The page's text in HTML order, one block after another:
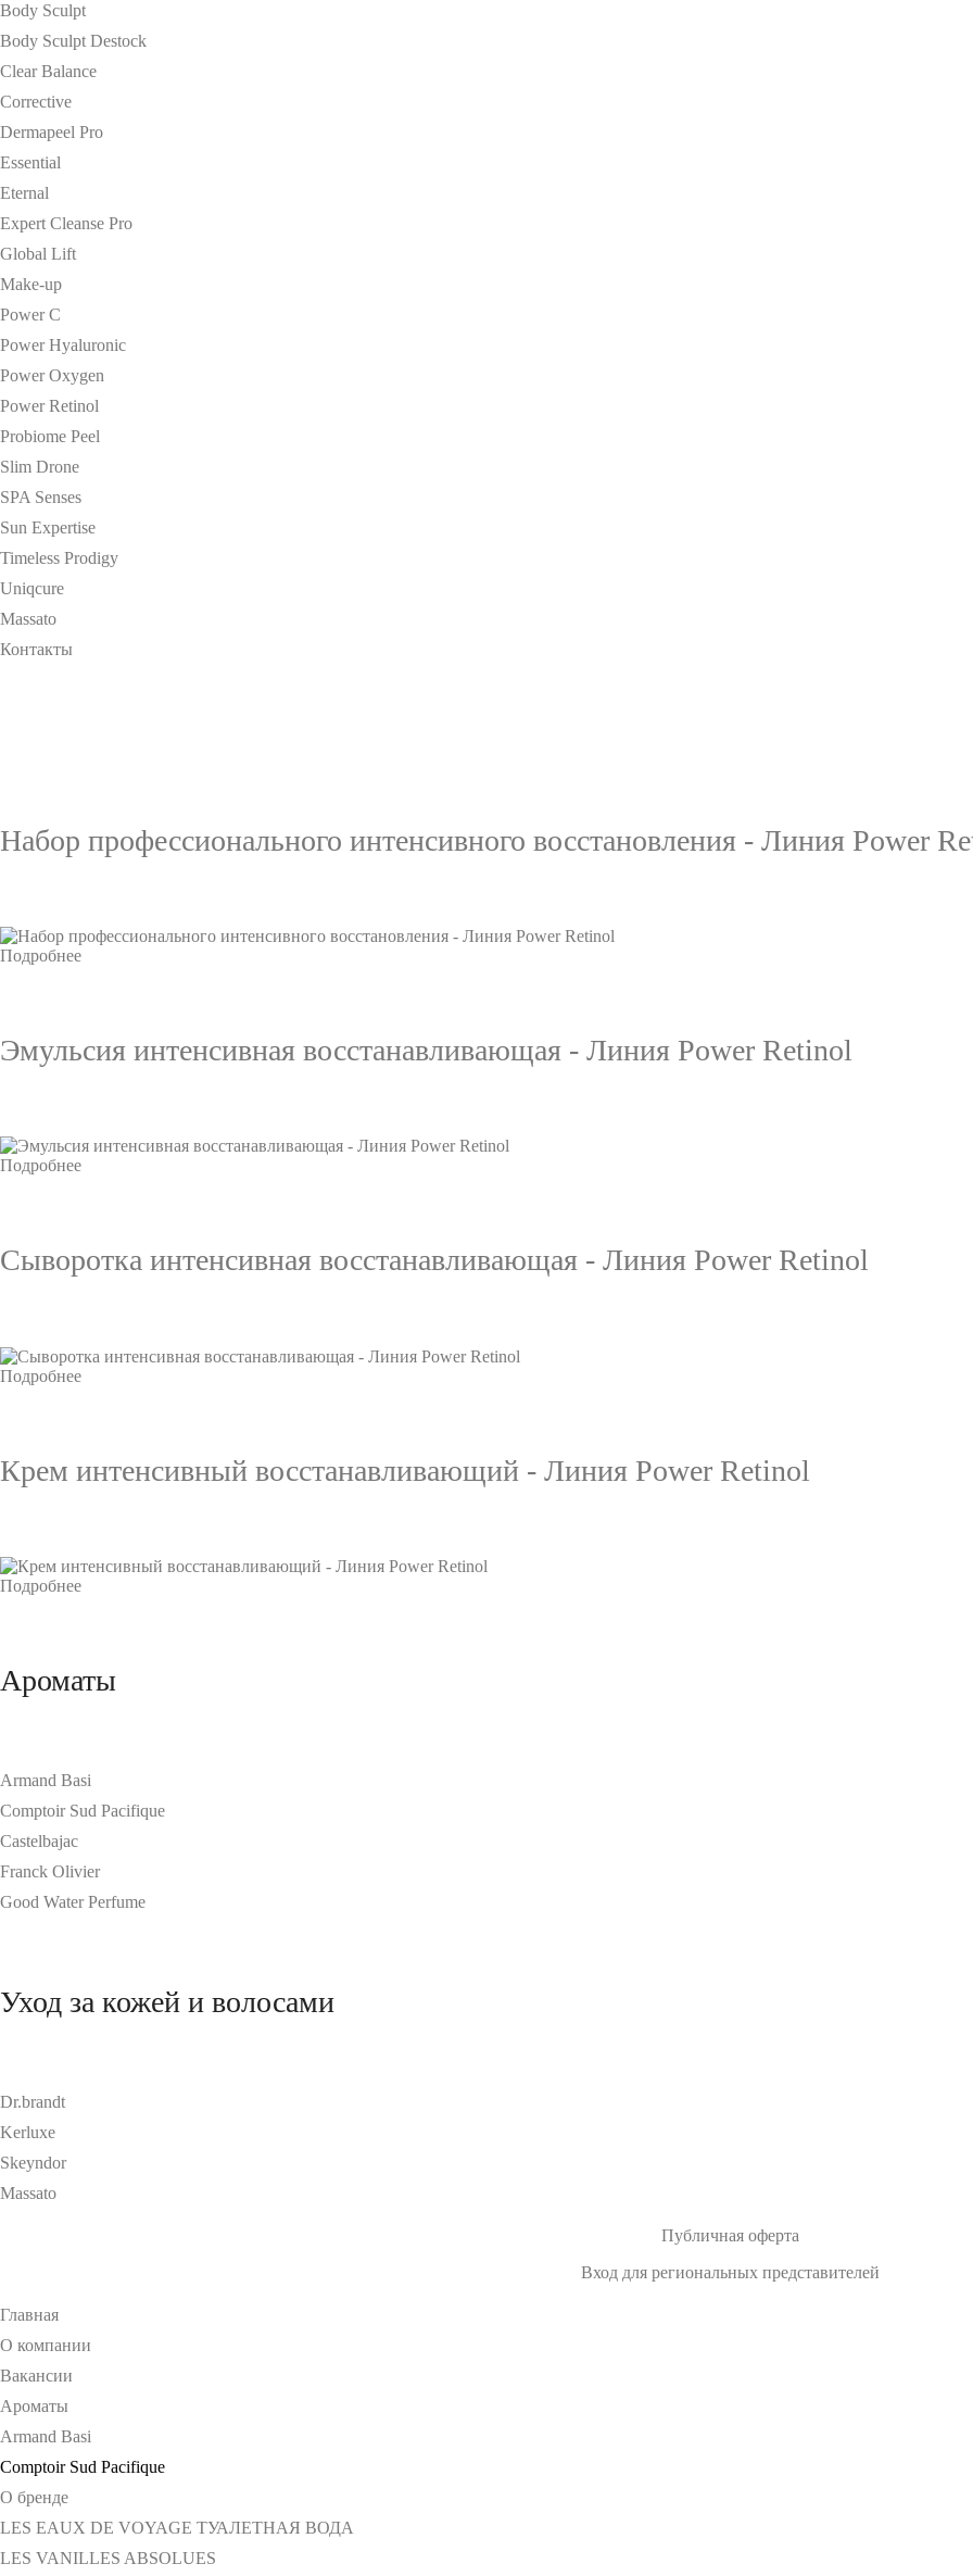
Body Sculpt
Body Sculpt Destock
Clear Balance
Corrective
Dermapeel Pro
Essential
Eternal
Expert Cleanse Pro
Global Lift
Make-up
Power C
Power Hyaluronic
Power Oxygen
Power Retinol
Probiome Peel
Slim Drone
SPA Senses
Sun Expertise
Timeless Prodigy
Uniqcure
Massato
Контакты
Набор профессионального интенсивного восстановления - Линия Power
Подробнее
Эмульсия интенсивная восстанавливающая - Линия Power Retinol
Подробнее
Сыворотка интенсивная восстанавливающая - Линия Power Retinol
Подробнее
Крем интенсивный восстанавливающий - Линия Power Retinol
Подробнее
Ароматы
Armand Basi
Comptoir Sud Pacifique
Castelbajac
Franck Olivier
Good Water Perfume
Уход за кожей и волосами
Dr.brandt
Kerluxe
Skeyndor
Massato
Публичная оферта
Вход для региональных представителей
Главная
О компании
Вакансии
Ароматы
Armand Basi
Comptoir Sud Pacifique
О бренде
LES EAUX DE VOYAGE ТУАЛЕТНАЯ ВОДА
LES VANILLES ABSOLUES